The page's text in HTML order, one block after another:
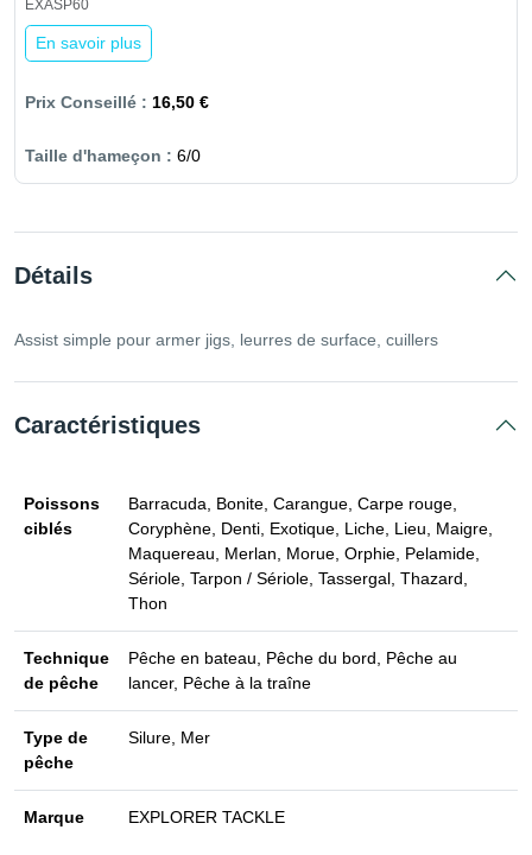
EXASP60
En savoir plus
16,50 €
6/0
Détails
Assist simple pour armer jigs, leurres de surface, cuillers
Caractéristiques
Poissons
ciblés
Barracuda, Bonite, Carangue, Carpe rouge,
Coryphène, Denti, Exotique, Liche, Lieu, Maigre,
Maquereau, Merlan, Morue, Orphie, Pelamide,
Sériole, Tarpon / Sériole, Tassergal, Thazard,
Thon
Technique
de pêche
Pêche en bateau, Pêche du bord, Pêche au
lancer, Pêche à la traîne
Type de
pêche
Silure, Mer
Marque EXPLORER TACKLE